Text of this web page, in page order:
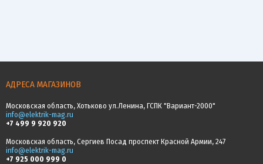
АДРЕСА МАГАЗИНОВ
Московская область, Хотьково ул.Ленина, ГСПК "Вариант-2000"
info@elektrik-mag.ru
+7 499 9 920 920
Московская область, Сергиев Посад проспект Красной Армии, 247
info@elektrik-mag.ru
+7 925 000 999 0